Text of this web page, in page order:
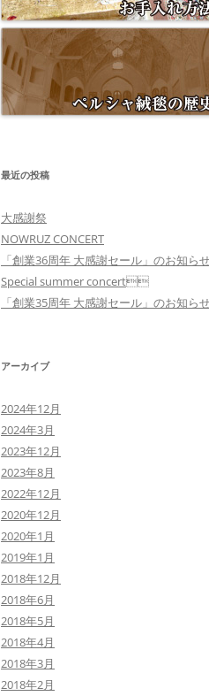
最近の投稿
大感謝祭
NOWRUZ CONCERT
「創業36周年 大感謝セール」のお知ら
Special summer concert
「創業35周年 大感謝セール」のお知ら
アーカイブ
2024年12月
2024年3月
2023年12月
2023年8月
2022年12月
2020年12月
2020年1月
2019年1月
2018年12月
2018年6月
2018年5月
2018年4月
2018年3月
2018年2月